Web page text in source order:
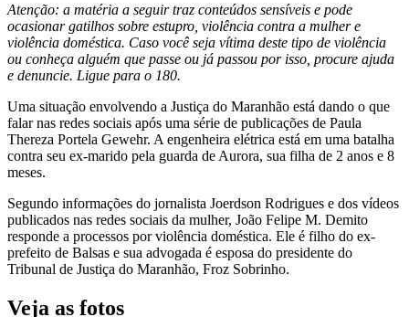
Atenção: a matéria a seguir traz conteúdos sensíveis e pode
ocasionar gatilhos sobre estupro, violência contra a mulher e
violência doméstica. Caso você seja vítima deste tipo de violência
ou conheça alguém que passe ou já passou por isso, procure ajuda
e denuncie. Ligue para o 180.
Uma situação envolvendo a Justiça do Maranhão está dando o que
falar nas redes sociais após uma série de publicações de Paula
Thereza Portela Gewehr. A engenheira elétrica está em uma batalha
contra seu ex-marido pela guarda de Aurora, sua filha de 2 anos e 8
meses.
Segundo informações do jornalista Joerdson Rodrigues e dos vídeos
publicados nas redes sociais da mulher, João Felipe M. Demito
responde a processos por violência doméstica. Ele é filho do ex-
prefeito de Balsas e sua advogada é esposa do presidente do
Tribunal de Justiça do Maranhão, Froz Sobrinho.
Veja as fotos